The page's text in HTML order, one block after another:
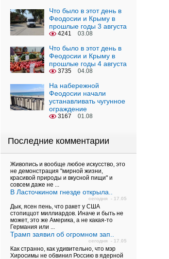
Что было в этот день в
Феодосии и Крыму в
прошлые годы 3 августа
4241 03.08
Что было в этот день в
Феодосии и Крыму в
прошлые годы 4 августа
3735 04.08
На набережной
Феодосии начали
устанавливать чугунное
ограждение
3167 01.08
Последние комментарии
Живопись и вообще любое искусство, это
не демонстрация "мирной жизни,
красивой природы и вкусной пищи" и
совсем даже не ...
В Ласточкином гнезде открыла..
сегодня - 17.05
Дык, ясен пень, что ракет у США
стопиццот миллиардов. Иначе и быть не
может, это же Америка, а не какая-то
Германия или ...
Трамп заявил об огромном зап..
сегодня - 17.05
Как странно, как удивительно, что мэр
Хиросимы не обвинил Россию в ядерной